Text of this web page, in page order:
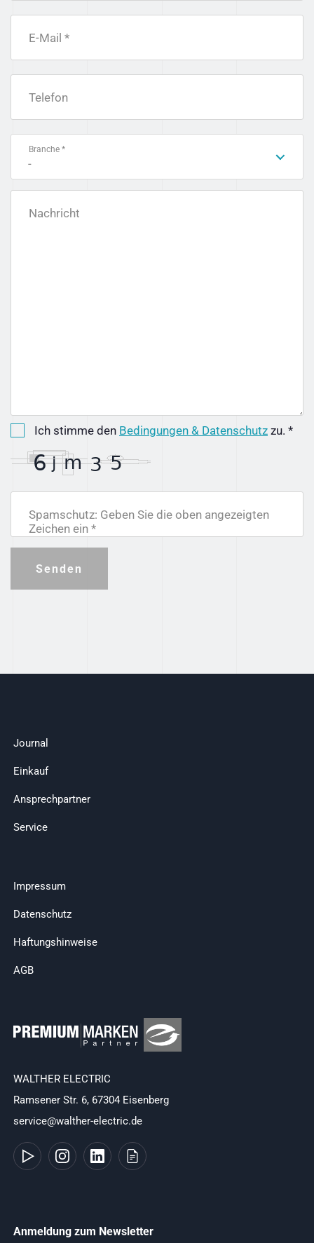
E-Mail *
Telefon
Branche *
-
Nachricht
Ich stimme den Bedingungen & Datenschutz zu. *
Spamschutz: Geben Sie die oben angezeigten
Zeichen ein *
Senden
Journal
Einkauf
Ansprechpartner
Service
Impressum
Datenschutz
Haftungshinweise
AGB
WALTHER ELECTRIC
Ramsener Str. 6, 67304 Eisenberg
service@walther-electric.de
Anmeldung zum Newsletter